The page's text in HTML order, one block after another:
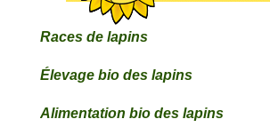
Races de lapins
Élevage bio des lapins
Alimentation bio des lapins